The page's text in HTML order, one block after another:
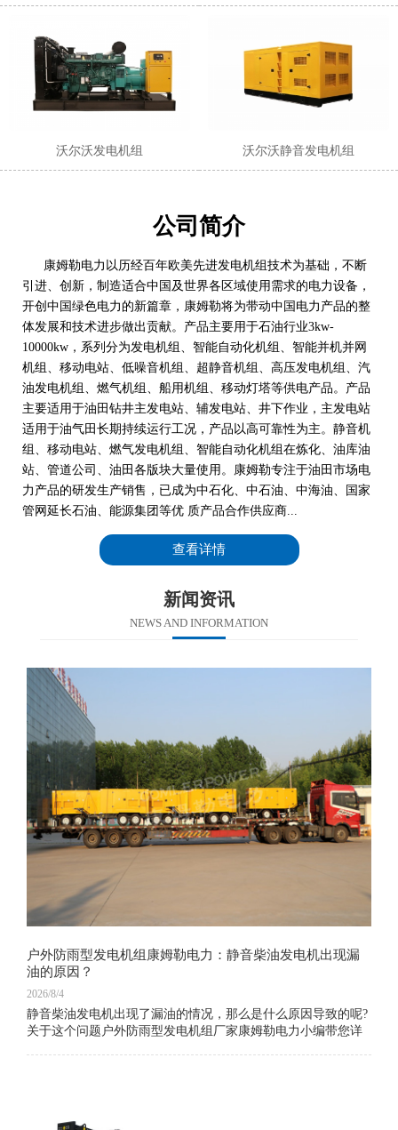
沃尔沃发电机组 沃尔沃静音发电机组
公司简介
康姆勒电力以历经百年欧美先进发电机组技术为基础，不断
引进、创新，制造适合中国及世界各区域使用需求的电力设备，
开创中国绿色电力的新篇章，康姆勒将为带动中国电力产品的整
体发展和技术进步做出贡献。产品主要用于石油行业3kw-
10000kw，系列分为发电机组、智能自动化机组、智能并机并网
机组、移动电站、低噪音机组、超静音机组、高压发电机组、汽
油发电机组、燃气机组、船用机组、移动灯塔等供电产品。产品
主要适用于油田钻井主发电站、辅发电站、井下作业，主发电站
适用于油气田长期持续运行工况，产品以高可靠性为主。静音机
组、移动电站、燃气发电机组、智能自动化机组在炼化、油库油
站、管道公司、油田各版块大量使用。康姆勒专注于油田市场电
力产品的研发生产销售，已成为中石化、中石油、中海油、国家
管网延长石油、能源集团等优 质产品合作供应商...
查看详情
新闻资讯
NEWS AND INFORMATION
户外防雨型发电机组康姆勒电力：静音柴油发电机出现漏
油的原因？
2026/8/4
静音柴油发电机出现了漏油的情况，那么是什么原因导致的呢?
关于这个问题户外防雨型发电机组厂家康姆勒电力小编带您详